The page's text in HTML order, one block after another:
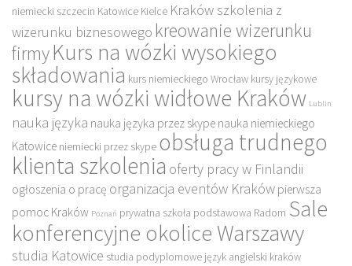
niemiecki szczecin Katowice Kielce Kraków szkolenia z
wizerunku biznesowego kreowanie wizerunku
firmyKurs na wózki wysokiego
składowania kurs niemieckiego Wrocław kursy językowe
kursy na wózki widłowe Kraków Lublin
nauka języka nauka języka przez skype nauka niemieckiego
Katowice niemiecki przez skype obsługa trudnego
klienta szkolenia oferty pracy w Finlandii
ogłoszenia o pracę organizacja eventów Kraków pierwsza
pomoc Kraków Poznań prywatna szkoła podstawowa Radom Sale
konferencyjne okolice Warszawy
studia Katowice studia podyplomowe język angielski kraków